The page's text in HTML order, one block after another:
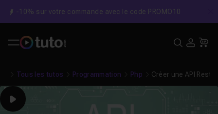
-10% sur votre commande avec le code PROMO10
Tous les tutos Programmation Php Créer une API Rest
Play